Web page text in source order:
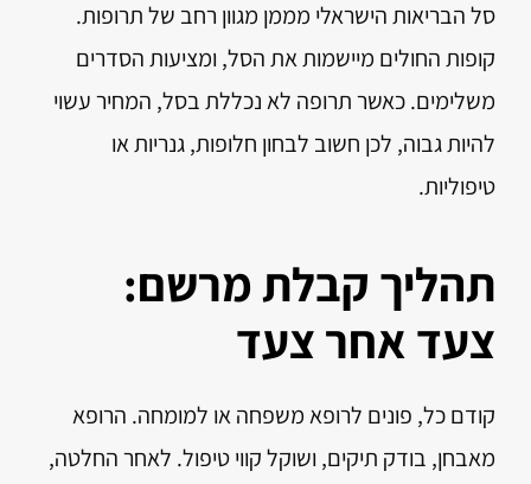
סל הבריאות הישראלי מממן מגוון רחב של תרופות.
קופות החולים מיישמות את הסל, ומציעות הסדרים
משלימים. כאשר תרופה לא נכללת בסל, המחיר עשוי
להיות גבוה, לכן חשוב לבחון חלופות, גנריות או
טיפוליות.
תהליך קבלת מרשם:
צעד אחר צעד
קודם כל, פונים לרופא משפחה או למומחה. הרופא
מאבחן, בודק תיקים, ושוקל קווי טיפול. לאחר החלטה,